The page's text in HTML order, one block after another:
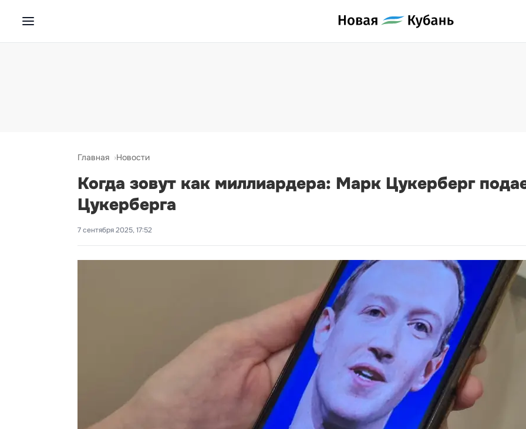
Главная Новости
Когда зовут как миллиардера: Марк Цукерберг
Цукерберга
7 сентября 2025, 17:52